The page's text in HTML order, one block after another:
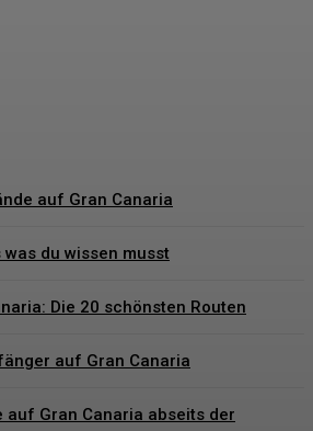
auf Gran Canaria
du wissen musst
Die 20 schönsten Routen
auf Gran Canaria
auf Gran Canaria abseits der